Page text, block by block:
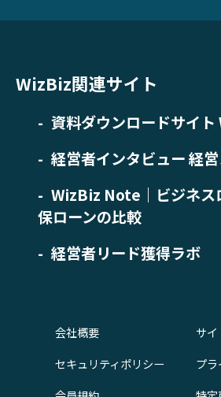
WizBiz関連サイト
資料ダウンロードサイ
経営者インタビュー 経
WizBiz Note｜ビジネス
保ローンの比較
経営者リード獲得ラボ
会社概要
サ
セキュリティポリシー
プ